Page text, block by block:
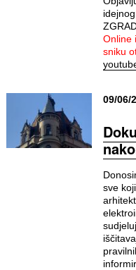
Online
sniku
09/06/
sve